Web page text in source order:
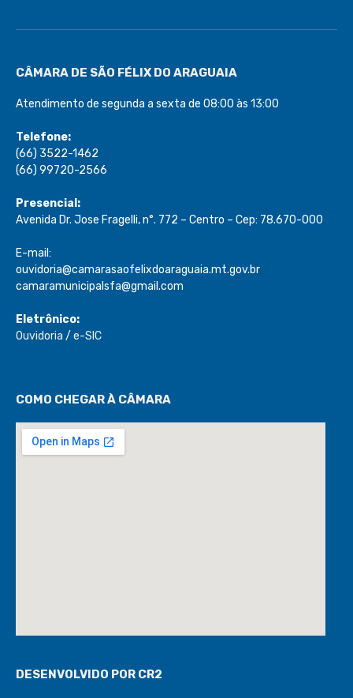
CÂMARA DE SÃO FÉLIX DO ARAGUAIA
Atendimento de segunda a sexta de 08:00 às 13:00
Telefone:
(66) 3522-1462
(66) 99720-2566
Presencial:
Avenida Dr. Jose Fragelli, n°. 772 – Centro – Cep: 78.670-000
E-mail:
ouvidoria@camarasaofelixdoaraguaia.mt.gov.br
camaramunicipalsfa@gmail.com
Eletrônico:
Ouvidoria / e-SIC
COMO CHEGAR À CÂMARA
DESENVOLVIDO POR CR2